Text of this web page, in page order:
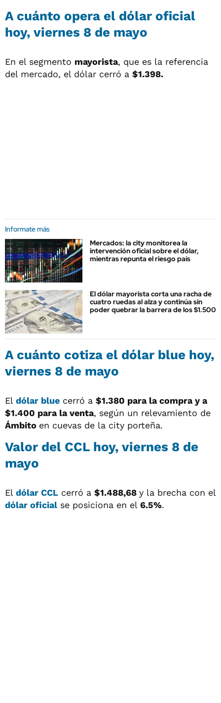
A cuánto opera el dólar oficial
hoy, viernes 8 de mayo
En el segmento mayorista, que es la referencia
del mercado, el dólar cerró a $1.398.
Informate más
Mercados: la city monitorea la
intervención oficial sobre el dólar,
mientras repunta el riesgo país
El dólar mayorista corta una racha de
cuatro ruedas al alza y continúa sin
poder quebrar la barrera de los $1.500
A cuánto cotiza el dólar blue hoy,
viernes 8 de mayo
El dólar blue cerró a $1.380 para la compra y a
$1.400 para la venta, según un relevamiento de
Ámbito en cuevas de la city porteña.
Valor del CCL hoy, viernes 8 de
mayo
El dólar CCL cerró a $1.488,68 y la brecha con el
dólar oficial se posiciona en el 6.5%.